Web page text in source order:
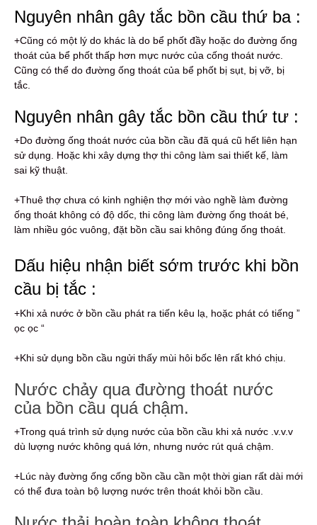
Nguyên nhân gây tắc bồn cầu thứ ba :
+Cũng có một lý do khác là do bể phốt đầy hoặc do đường ống
thoát của bể phốt thấp hơn mực nước của cống thoát nước.
Cũng có thể do đường ống thoát của bể phốt bị sụt, bị vỡ, bị
tắc.
Nguyên nhân gây tắc bồn cầu thứ tư :
+Do đường ống thoát nước của bồn cầu đã quá cũ hết liên hạn
sử dụng. Hoặc khi xây dựng thợ thi công làm sai thiết kế, làm
sai kỹ thuật.
+Thuê thợ chưa có kinh nghiện thợ mới vào nghề làm đường
ống thoát không có độ dốc, thi công làm đường ống thoát bé,
làm nhiều góc vuông, đặt bồn cầu sai không đúng ống thoát.
Dấu hiệu nhận biết sớm trước khi bồn
cầu bị tắc :
+Khi xả nước ở bồn cầu phát ra tiến kêu lạ, hoặc phát có tiếng ”
ọc ọc “
+Khi sử dụng bồn cầu ngửi thấy mùi hôi bốc lên rất khó chịu.
Nước chảy qua đường thoát nước
của bồn cầu quá chậm.
+Trong quá trình sử dụng nước của bồn cầu khi xả nước .v.v.v
dù lượng nước không quá lớn, nhưng nước rút quá chậm.
+Lúc này đường ống cống bồn cầu cần một thời gian rất dài mới
có thể đưa toàn bộ lượng nước trên thoát khỏi bồn cầu.